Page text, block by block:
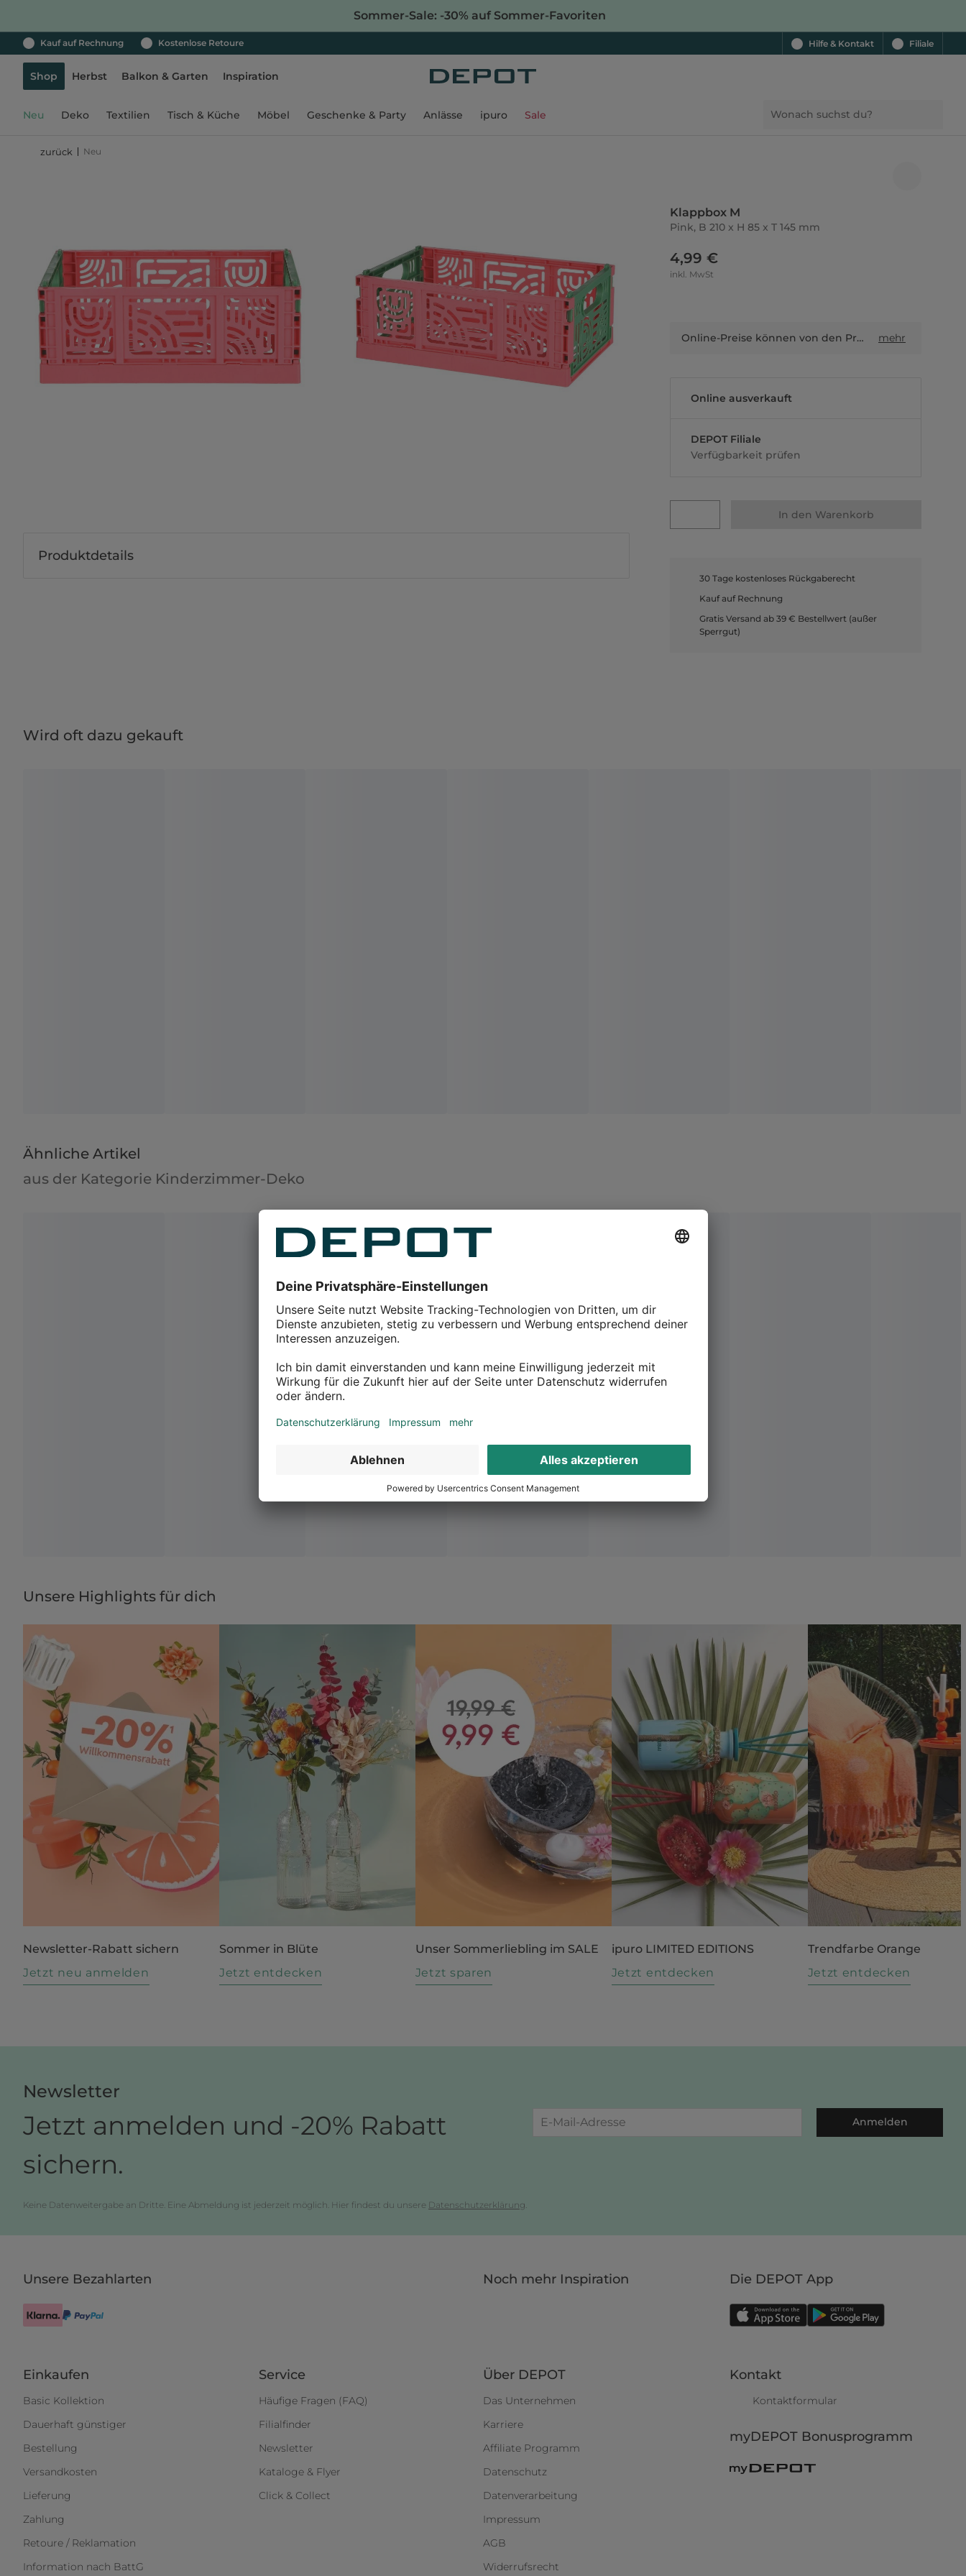
Sommer-Sale: -30% auf Sommer-Favoriten
Kauf auf Rechnung Kostenlose Retoure Hilfe & Kontakt Filiale
Shop Herbst Balkon & Garten Inspiration
Neu Deko Textilien Tisch & Küche Möbel Geschenke & Party Anlässe ipuro Sale
zurück Neu
Klappbox M
Pink, B 210 x H 85 x T 145 mm
4,99 €
inkl. MwSt
Online-Preise können von den Preisen in Filialen sowie Shop-in-Shop-Flächen abweichen. mehr
Online ausverkauft
DEPOT Filiale
Verfügbarkeit prüfen
In den Warenkorb
30 Tage kostenloses Rückgaberecht
Kauf auf Rechnung
Gratis Versand ab 39 € Bestellwert (außer
Sperrgut)
Produktdetails
Wird oft dazu gekauft
Ähnliche Artikel
aus der Kategorie Kinderzimmer-Deko
Unsere Highlights für dich
Newsletter-Rabatt sichern
Jetzt neu anmelden
Sommer in Blüte
Jetzt entdecken
Unser Sommerliebling im SALE
Jetzt sparen
ipuro LIMITED EDITIONS
Jetzt entdecken
Trendfarbe Orange
Jetzt entdecken
Newsletter
Jetzt anmelden und -20% Rabatt
sichern.
Anmelden
Keine Datenweitergabe an Dritte. Eine Abmeldung ist jederzeit möglich. Hier findest du unsere Datenschutzerklärung.
Unsere Bezahlarten Noch mehr Inspiration Die DEPOT App
Einkaufen
Basic Kollektion
Dauerhaft günstiger
Bestellung
Versandkosten
Lieferung
Zahlung
Retoure / Reklamation
Information nach BattG
Service
Häufige Fragen (FAQ)
Filialfinder
Newsletter
Kataloge & Flyer
Click & Collect
Über DEPOT
Das Unternehmen
Karriere
Affiliate Programm
Datenschutz
Datenverarbeitung
Impressum
AGB
Widerrufsrecht
Kontakt
Kontaktformular
myDEPOT Bonusprogramm